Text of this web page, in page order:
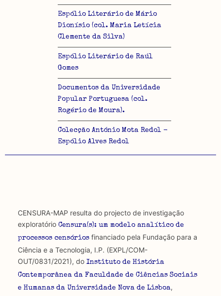
Espólio Literário de Mário
Dionísio (col. Maria Letícia
Clemente da Silva)
Espólio Literário de Raúl
Gomes
Documentos da Universidade
Popular Portuguesa (col.
Rogério de Moura).
Colecção António Mota Redol -
Espólio Alves Redol
CENSURA-MAP resulta do projecto de investigação
exploratório Censura(s): um modelo analítico de
processos censóriosfinanciado pela Fundação para a
Ciência e a Tecnologia, I.P. (EXPL/COM-
OUT/0831/2021), do Instituto de História
Contemporânea da Faculdade de Ciências Sociais
e Humanas da Universidade Nova de Lisboa,